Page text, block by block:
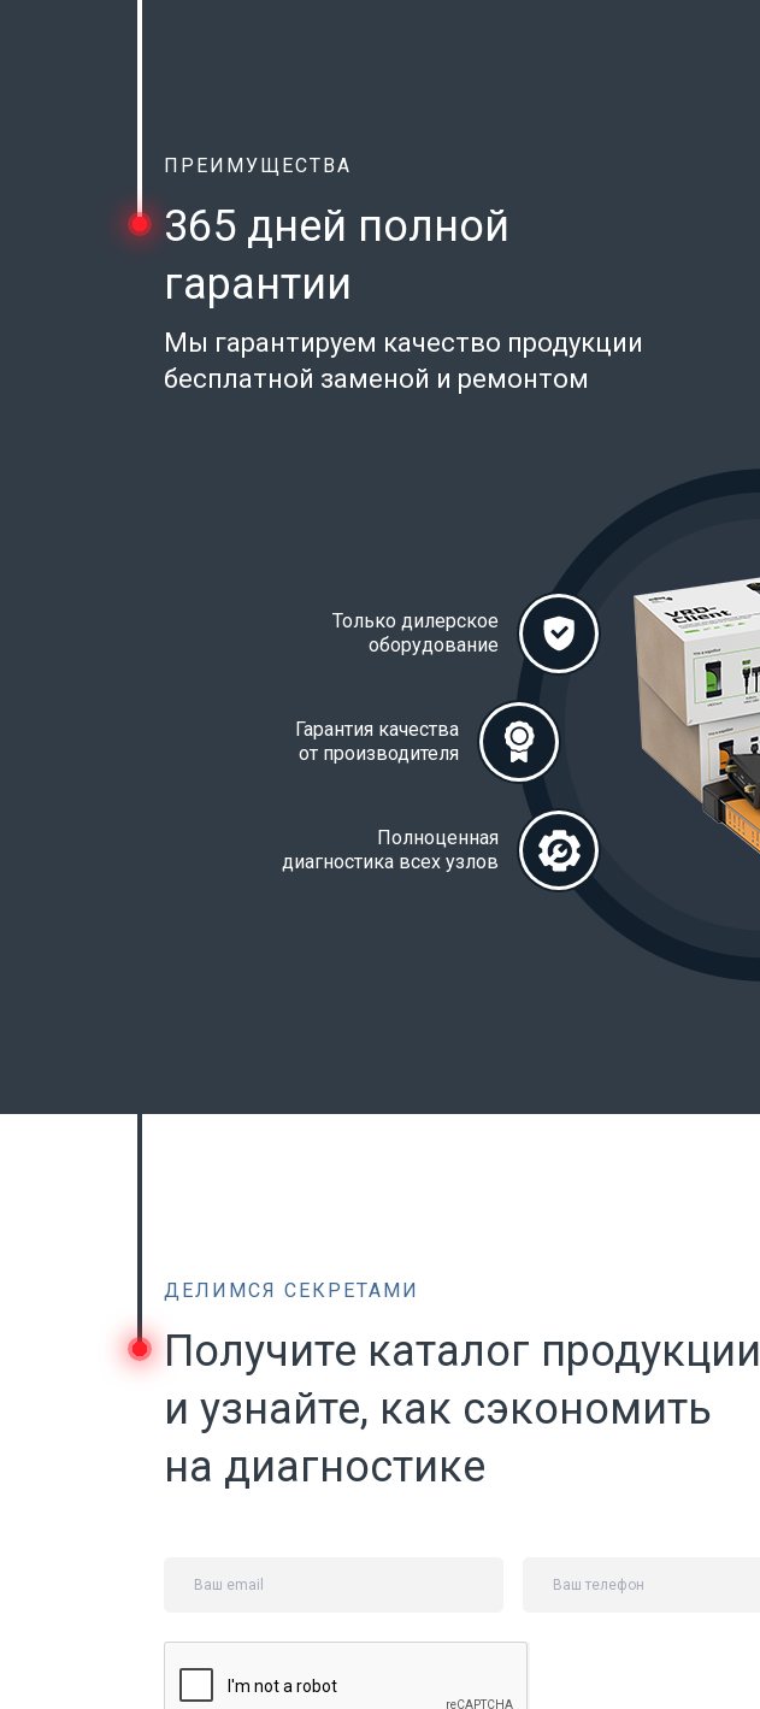
ПРЕИМУЩЕСТВА
365 дней полной
гарантии
Мы гарантируем качество продукции
бесплатной заменой и ремонтом
Только дилерское
оборудование
Гарантия качества
от производителя
Полноценная
диагностика всех узлов
ДЕЛИМСЯ СЕКРЕТАМИ
Получите каталог продукции
и узнайте, как сэкономить
на диагностике